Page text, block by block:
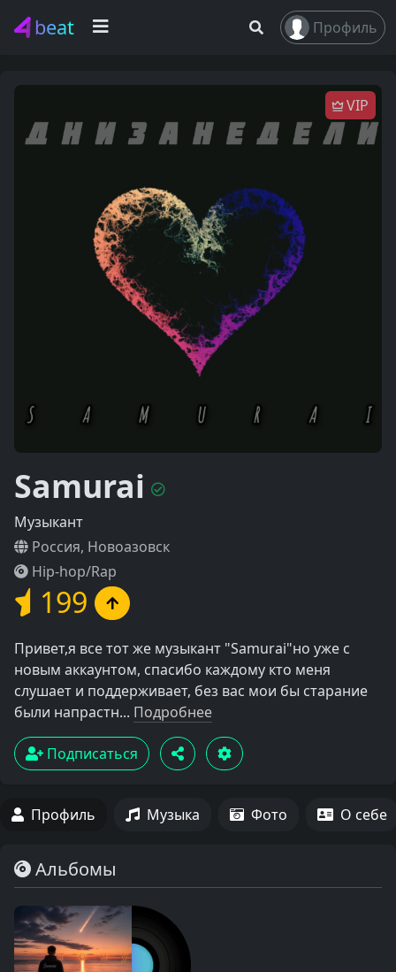
beat Профиль
VIP
Samurai
Музыкант
Россия, Новоазовск
Hip-hop/Rap
199
Привет,я все тот же музыкант "Samurai"но уже с
новым аккаунтом, спасибо каждому кто меня
слушает и поддерживает, без вас мои бы старание
были напрастн... Подробнее
Подписаться
Профиль Музыка Фото О себе
Альбомы